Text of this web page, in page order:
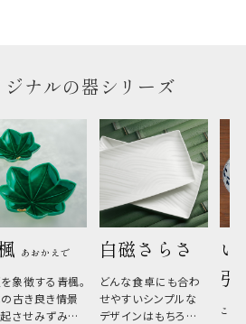
ナルの器シリーズ
あおかえで
象徴する青楓。
古き良き情景
させみずみず
白磁さらさ
どんな食卓にも合わ
せやすいシンプルな
デザインはもちろん、
い
こひ